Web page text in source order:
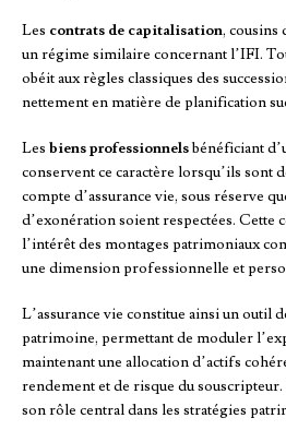
Les contrats de capitalisation, cousins
un régime similaire concernant l’IFI.
obéit aux règles classiques des
nettement en matière de planification
Les biens professionnelsbénéficiant
conservent ce caractère lorsqu’ils sont
compte d’assurance vie, sous réserve
d’exonération soient respectées. Cette
l’intérêt des montages patrimoniaux
une dimension professionnelle et
L’assurance vie constitue ainsi un outil
patrimoine, permettant de moduler
maintenant une allocation d’actifs
rendement et de risque du
son rôle central dans les stratégies